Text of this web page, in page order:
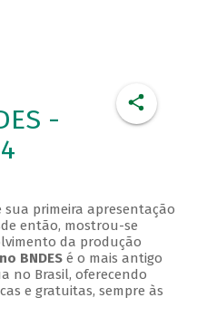
-
sua primeira apresentação
então, mostrou-se
da produção
BNDESé o mais antigo
no Brasil, oferecendo
e gratuitas, sempre às